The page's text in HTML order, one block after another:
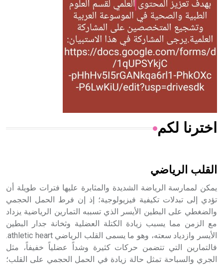
له الفضل بأنه حرر الطب من الدين والفلسفة.
- هل تعلم أن المرجان إفراز حيواني يتكون في البحر ويتركب
من مادة كربونات الكلسيوم، وهو أحمر أو شديد الحمرة وهو
أجود أنواعه، ويمتاز بكبر الحجم ويسمى الش
هل تعلم أن الأبسيد كلمة فرنسية اللفظ تم اعتمادها مصطلحاً
- هل تعلم أن أبجر Abgar اسم معروف جيداً يعود إلى عدد من
الملوك الذين حكموا مدينة إديسا (الرها) من أبجر الأول وحتى
التاسع، وهم ينتسبون إلى أسرة أوسروين
اخترنا لكم
القلب الرياضي
يمكن لممارسة الرياضة الشديدة والمثابرة عليها فترات طويلة أن
تؤدي إلى تبدلات تكيفية فيزيولوجية؛ إذ إن فرط الحمل الحجمي
والضغطي على البطين الأيسر الذي تسببه التمارين الرياضية يزداد
مع الزمن مما يسبب زيادة الكتلة العضلية وثخانة جدار البطين
الأيسر وازدياد سعته، وهو ما يسمى القلب الرياضي athletic heart.
فالتمارين التي تتضمن حركات كثيرة وشداً عضلياً خفيفاً، مثل
الجري والسباحة تمثل حالة زيادة في الحمل الحجمي على القلب؛